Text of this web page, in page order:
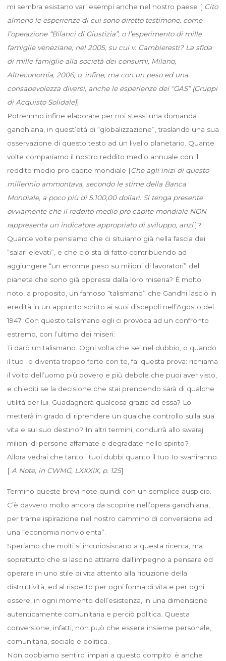
mi sembra esistano vari esempi anche nel nostro paese [Cito
almeno le esperienze di cui sono diretto testimone, come
l’operazione “Bilanci di Giustizia”, o l’esperimento di mille
famiglie veneziane, nel 2005, su cui v. Cambieresti? La sfida
di mille famiglie alla società dei consumi, Milano,
Altreconomia, 2006; o, infine, ma con un peso ed una
consapevolezza diversi, anche le esperienze dei “GAS” (Gruppi
di Acquisto Solidale)].
Potremmo infine elaborare per noi stessi una domanda
gandhiana, in quest’età di “globalizzazione”, traslando una sua
osservazione di questo testo ad un livello planetario. Quante
volte compariamo il nostro reddito medio annuale con il
reddito medio pro capite mondiale [Che agli inizi di questo
millennio ammontava, secondo le stime della Banca
Mondiale, a poco più di 5.100,00 dollari. Si tenga presente
ovviamente che il reddito medio pro capite mondiale NON
rappresenta un indicatore appropriato di sviluppo, anzi.]?
Quante volte pensiamo che ci situiamo già nella fascia dei
“salari elevati”, e che ciò sta di fatto contribuendo ad
aggiungere “un enorme peso su milioni di lavoratori” del
pianeta che sono già oppressi dalla loro miseria? È molto
noto, a proposito, un famoso “talismano” che Gandhi lasciò in
eredità in un appunto scritto ai suoi discepoli nell’Agosto del
1947. Con questo talismano egli ci provoca ad un confronto
estremo, con l’ultimo dei miseri:
Ti darò un talismano. Ogni volta che sei nel dubbio, o quando
il tuo Io diventa troppo forte con te, fai questa prova: richiama
il volto dell’uomo più povero e più debole che puoi aver visto,
e chiediti se la decisione che stai prendendo sarà di qualche
utilità per lui. Guadagnerà qualcosa grazie ad essa? Lo
metterà in grado di riprendere un qualche controllo sulla sua
vita e sul suo destino? In altri termini, condurrà allo swaraj
milioni di persone affamate e degradate nello spirito?
Allora vedrai che tanto i tuoi dubbi quanto il tuo Io svaniranno.
[A Note, in CWMG, LXXXIX, p. 125]
Termino queste brevi note quindi con un semplice auspicio.
C’è davvero molto ancora da scoprire nell’opera gandhiana,
per trarne ispirazione nel nostro cammino di conversione ad
una “economia nonviolenta”.
Speriamo che molti si incuriosiscano a questa ricerca, ma
soprattutto che si lascino attrarre dall’impegno a pensare ed
operare in uno stile di vita attento alla riduzione della
distruttività, ed al rispetto per ogni forma di vita e per ogni
essere, in ogni momento dell’esistenza, in una dimensione
autenticamente comunitaria e perciò politica. Questa
conversione, infatti, non può che essere insieme personale,
comunitaria, sociale e politica.
Non dobbiamo sentirci impari a questo compito: è anche